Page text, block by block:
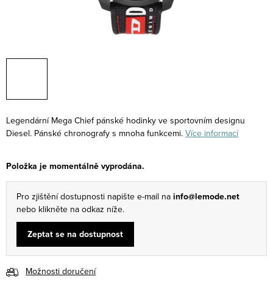
Legendární Mega Chief pánské hodinky ve sportovním designu
Diesel. Pánské chronografy s mnoha funkcemi. Více informací
Položka je momentálně vyprodána.
Pro zjištění dostupnosti napište e-mail na info@lemode.net
nebo klikněte na odkaz níže.
Zeptat se na dostupnost
Možnosti doručení